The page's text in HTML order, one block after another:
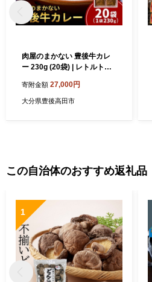
肉屋のまかない 豊後牛カレ
ー 230g (20袋) | レトルトカ
トカレーセット レトルト和
牛カレー れとるとかれー カ
れー
寄附金額 27,000円
大分県豊後高田市
この自治体のおすすめ返礼品
1